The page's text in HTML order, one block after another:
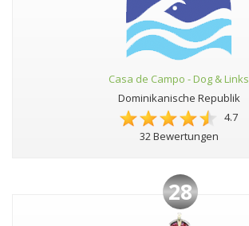
Casa de Campo - Dog & Links
Dominikanische Republik
4.7
32 Bewertungen
28